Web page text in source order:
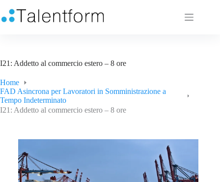
I21: Addetto al commercio estero – 8 ore
Home
FAD Asincrona per Lavoratori in Somministrazione a
Tempo Indeterminato
I21: Addetto al commercio estero – 8 ore